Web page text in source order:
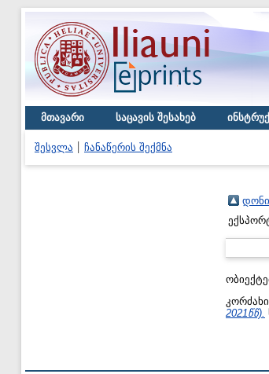
მთავარი საცავის შესახებ
შესვლა ჩანაწერის შექმნა
2021წწ).